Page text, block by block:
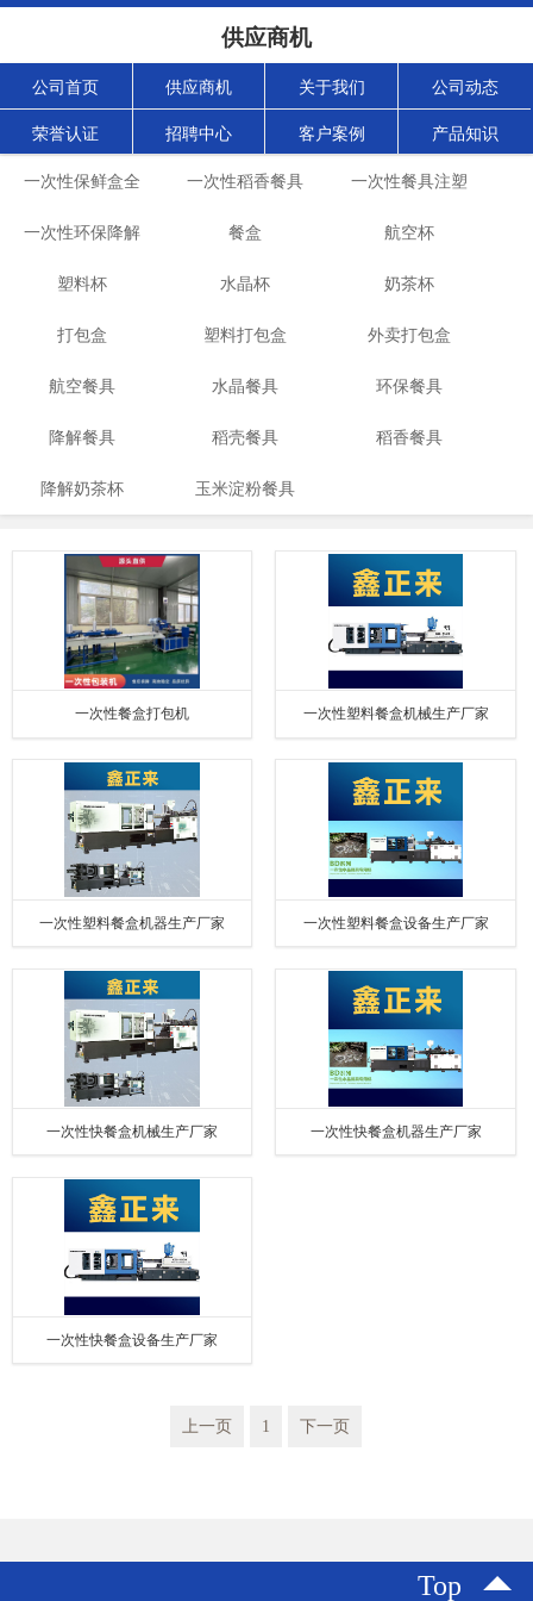
供应商机
公司首页 供应商机 关于我们 公司动态
荣誉认证 招聘中心 客户案例 产品知识
一次性保鲜盒全
自动生产机械设
备
一次性稻香餐具
生产设备
一次性餐具注塑
机
一次性环保降解
餐具生产线
餐盒 航空杯
塑料杯 水晶杯 奶茶杯
打包盒 塑料打包盒 外卖打包盒
航空餐具 水晶餐具 环保餐具
降解餐具 稻壳餐具 稻香餐具
降解奶茶杯 玉米淀粉餐具
一次性餐盒打包机 一次性塑料餐盒机械生产厂家
一次性塑料餐盒机器生产厂家 一次性塑料餐盒设备生产厂家
一次性快餐盒机械生产厂家 一次性快餐盒机器生产厂家
一次性快餐盒设备生产厂家
上一页 1 下一页
Top